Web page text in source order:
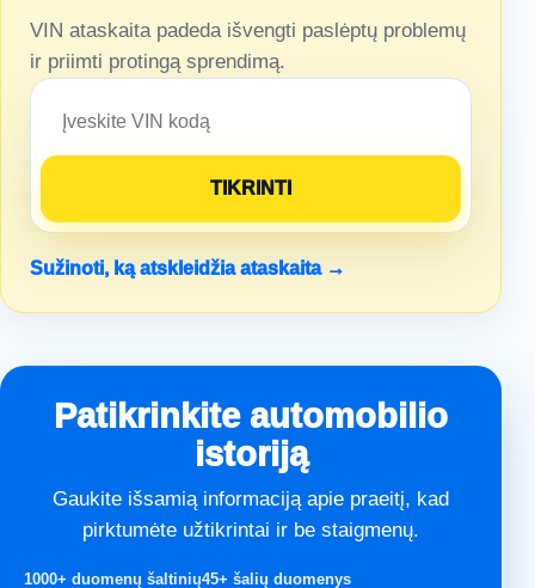
VIN ataskaita padeda išvengti paslėptų problemų
ir priimti protingą sprendimą.
Sužinoti, ką atskleidžia ataskaita →
Patikrinkite automobilio
istoriją
Gaukite išsamią informaciją apie praeitį, kad
pirktumėte užtikrintai ir be staigmenų.
1000+ duomenų šaltinių45+ šalių duomenys